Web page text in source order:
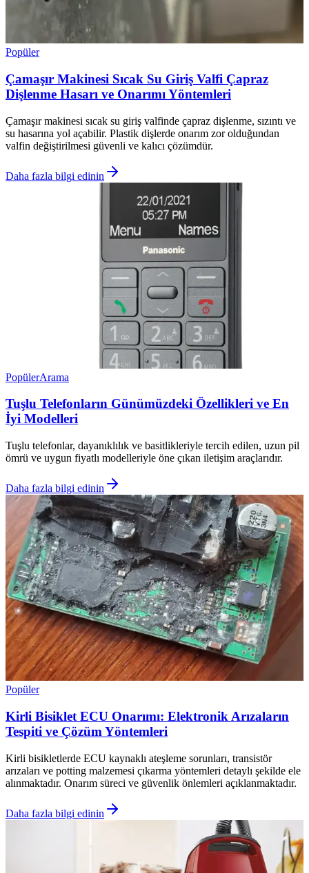
Popüler
Çamaşır Makinesi Sıcak Su Giriş Valfi Çapraz
Dişlenme Hasarı ve Onarımı Yöntemleri
Çamaşır makinesi sıcak su giriş valfinde çapraz dişlenme, sızıntı ve
su hasarına yol açabilir. Plastik dişlerde onarım zor olduğundan
valfin değiştirilmesi güvenli ve kalıcı çözümdür.
Daha fazla bilgi edinin
PopülerArama
Tuşlu Telefonların Günümüzdeki Özellikleri ve En
İyi Modelleri
Tuşlu telefonlar, dayanıklılık ve basitlikleriyle tercih edilen, uzun pil
ömrü ve uygun fiyatlı modelleriyle öne çıkan iletişim araçlarıdır.
Daha fazla bilgi edinin
Popüler
Kirli Bisiklet ECU Onarımı: Elektronik Arızaların
Tespiti ve Çözüm Yöntemleri
Kirli bisikletlerde ECU kaynaklı ateşleme sorunları, transistör
arızaları ve potting malzemesi çıkarma yöntemleri detaylı şekilde ele
alınmaktadır. Onarım süreci ve güvenlik önlemleri açıklanmaktadır.
Daha fazla bilgi edinin